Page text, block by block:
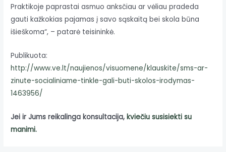
Praktikoje paprastai asmuo anksčiau ar vėliau pradeda
gauti kažkokias pajamas į savo sąskaitą bei skola būna
išieškoma“, – patarė teisininkė.
Publikuota:
http://www.ve.lt/naujienos/visuomene/klauskite/sms-ar-
zinute-socialiniame-tinkle-gali-buti-skolos-irodymas-
1463956/
Jei ir Jums reikalinga konsultacija,kviečiu susisiekti su
manimi.